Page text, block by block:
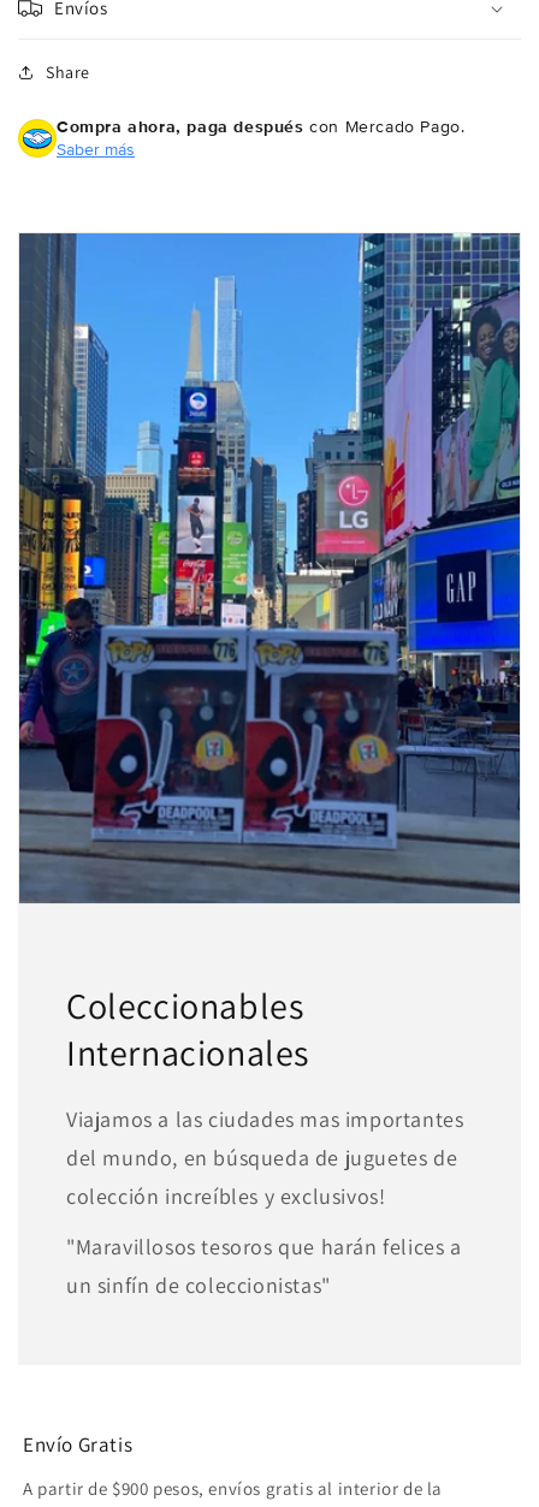
Envíos
Share
Compra ahora, paga después con Mercado Pago.
Saber más
Coleccionables
Internacionales
Viajamos a las ciudades mas importantes
del mundo, en búsqueda de juguetes de
colección increíbles y exclusivos!
"Maravillosos tesoros que harán felices a
un sinfín de coleccionistas"
Envío Gratis
A partir de $900 pesos, envíos gratis al interior de la
Compra ahora y paga a meses
sin tarjeta de crédito
1 Agrega tu producto al carrito yelige
pagar con Meses sin Tarjeta.
2 En tu cuenta de Mercado Pago,elige
la cantidad de mesesy confirma.
Paga mes a mes
con saldo disponible,
débito u otros medios.
Crédito sujeto a aprobación.
¿Tienes dudas? Consulta nuestraAyuda.